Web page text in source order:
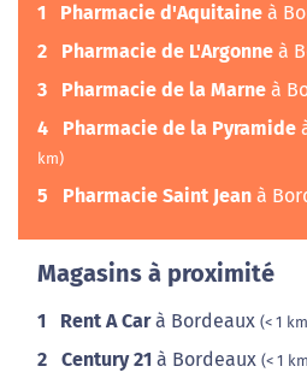
1 Pharmacie d'Aquitaine à
2 Pharmacie de L'Argonne à
3 Pharmacie de la Marne à
4 Pharmacie de la Pyramide
km)
5 Pharmacie Saint Jean à
Magasins à proximité
1 Rent A Carà Bordeaux (< 1
2 Century 21 à Bordeaux (< 1